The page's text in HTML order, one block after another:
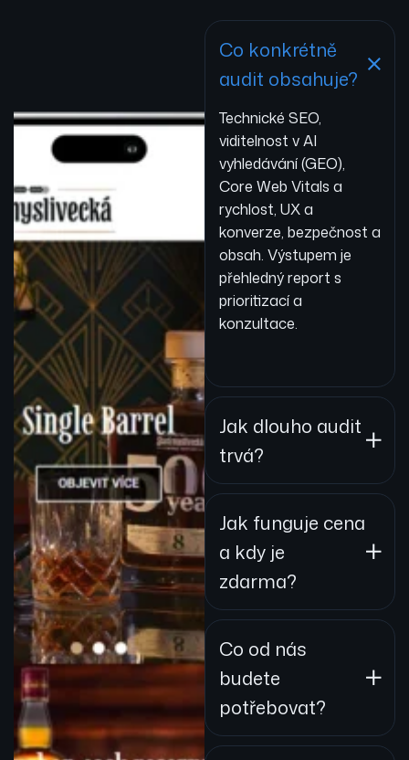
Co konkrétně
audit obsahuje?
Technické SEO,
viditelnost v AI
vyhledávání (GEO),
Core Web Vitals a
rychlost, UX a
konverze, bezpečnost a
obsah. Výstupem je
přehledný report s
prioritizací a
konzultace.
Jak dlouho audit
trvá?
Jak funguje cena
a kdy je
zdarma?
Co od nás
budete
potřebovat?